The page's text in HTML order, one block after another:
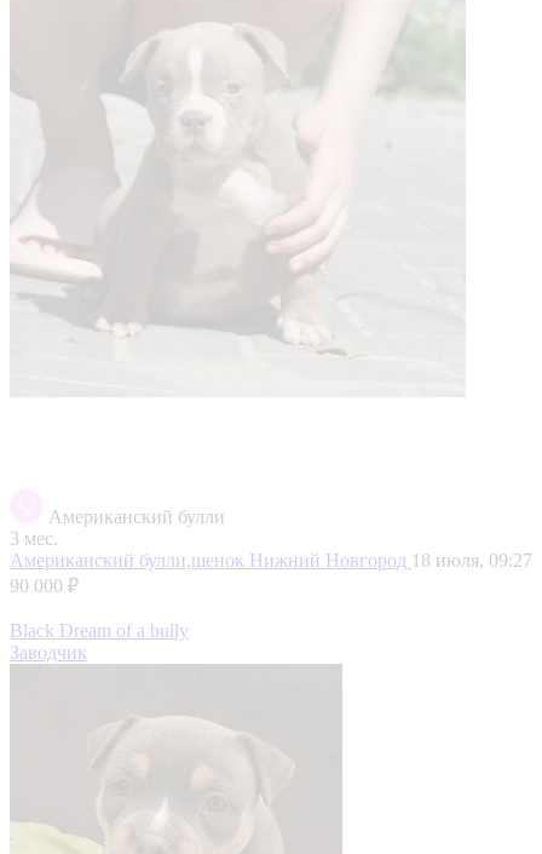
Американский булли
3 мес.
Американский булли,щенок Нижний Новгород 18 июля, 09:27
90 000 ₽
Black Dream of a bully
Заводчик